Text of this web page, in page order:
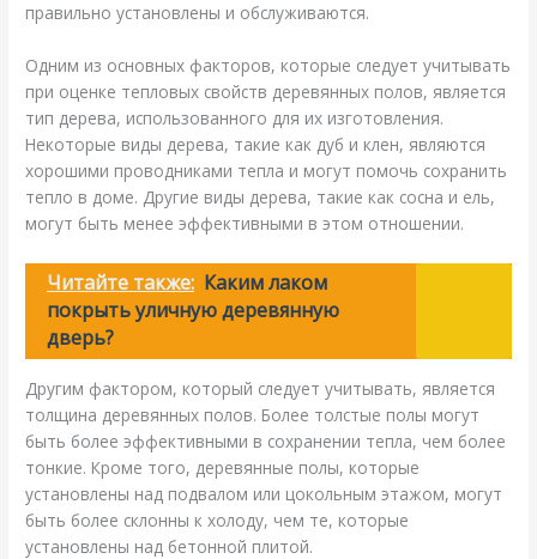
правильно установлены и обслуживаются.
Одним из основных факторов, которые следует учитывать
при оценке тепловых свойств деревянных полов, является
тип дерева, использованного для их изготовления.
Некоторые виды дерева, такие как дуб и клен, являются
хорошими проводниками тепла и могут помочь сохранить
тепло в доме. Другие виды дерева, такие как сосна и ель,
могут быть менее эффективными в этом отношении.
Читайте также: Каким лаком
покрыть уличную деревянную
дверь?
Другим фактором, который следует учитывать, является
толщина деревянных полов. Более толстые полы могут
быть более эффективными в сохранении тепла, чем более
тонкие. Кроме того, деревянные полы, которые
установлены над подвалом или цокольным этажом, могут
быть более склонны к холоду, чем те, которые
установлены над бетонной плитой.